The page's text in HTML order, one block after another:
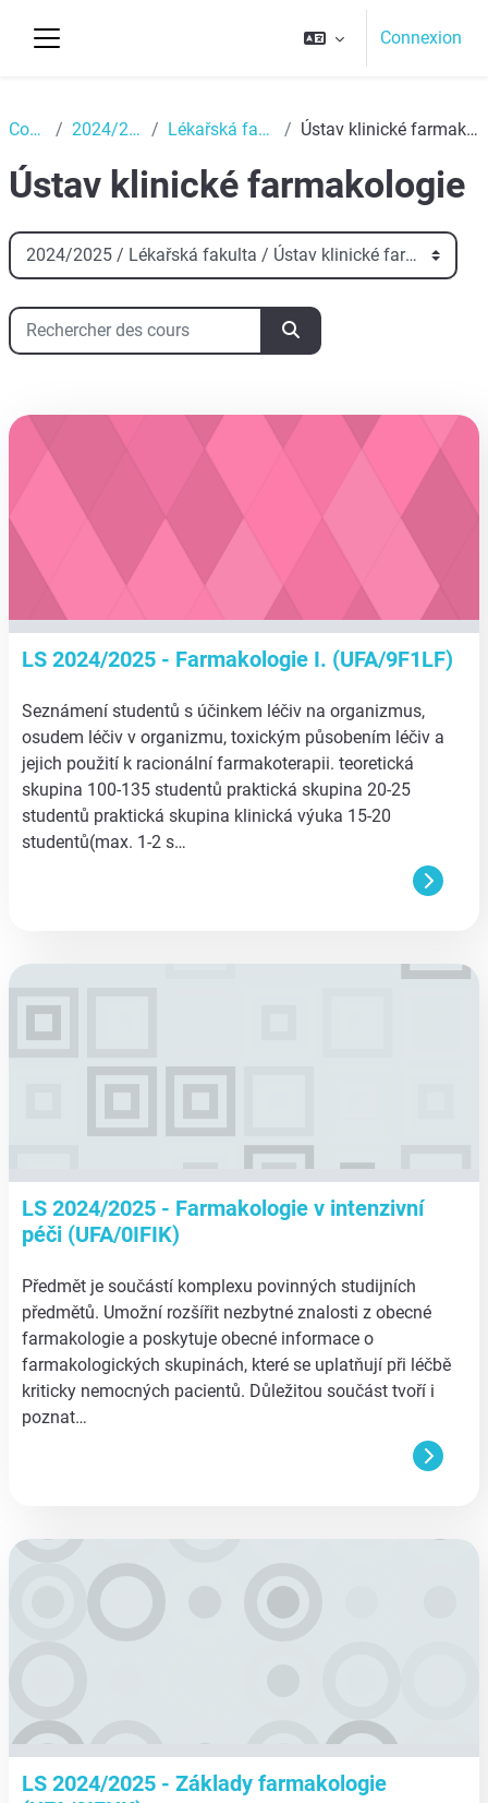
Connexion
Cours 2024/2025 Lékařská fakulta Ústav klinické farmakologie
Ústav klinické farmakologie
Catégories de cours
Rechercher des cours
Rechercher des cours
aa
LS 2024/2025 - Farmakologie I. (UFA/9F1LF)
Seznámení studentů s účinkem léčiv na organizmus,
osudem léčiv v organizmu, toxickým působením léčiv a
jejich použití k racionální farmakoterapii. teoretická
skupina 100-135 studentů praktická skupina 20-25
studentů praktická skupina klinická výuka 15-20
studentů(max. 1-2 s…
aa
LS 2024/2025 - Farmakologie v intenzivní
péči (UFA/0IFIK)
Předmět je součástí komplexu povinných studijních
předmětů. Umožní rozšířit nezbytné znalosti z obecné
farmakologie a poskytuje obecné informace o
farmakologických skupinách, které se uplatňují při léčbě
kriticky nemocných pacientů. Důležitou součást tvoří i
poznat…
aa
LS 2024/2025 - Základy farmakologie